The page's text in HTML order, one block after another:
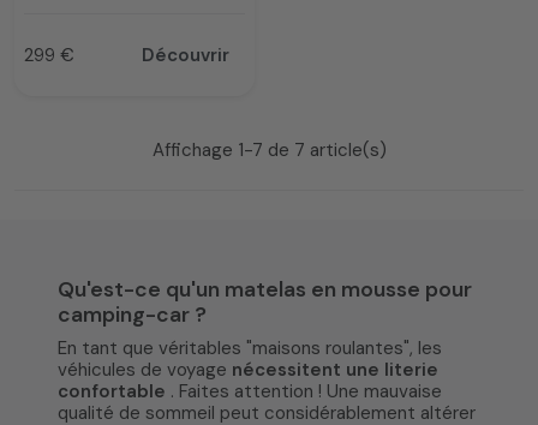
Prix
299 € Découvrir
Affichage 1-7 de 7 article(s)
Qu'est-ce qu'un matelas en mousse pour
camping-car ?
En tant que véritables "maisons roulantes", les
véhicules de voyage nécessitent une literie
confortable . Faites attention ! Une mauvaise
qualité de sommeil peut considérablement altérer